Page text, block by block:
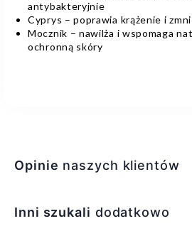
antybakteryjnie
Cyprys – poprawia krążenie i
Mocznik – nawilża i wspomaga
ochronną skóry
Opinie naszych klientów
Inni szukali dodatkowo